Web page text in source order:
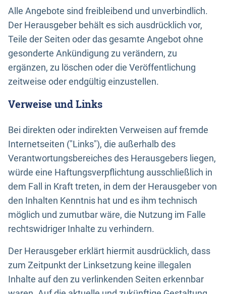
Alle Angebote sind freibleibend und unverbindlich.
Der Herausgeber behält es sich ausdrücklich vor,
Teile der Seiten oder das gesamte Angebot ohne
gesonderte Ankündigung zu verändern, zu
ergänzen, zu löschen oder die Veröffentlichung
zeitweise oder endgültig einzustellen.
Verweise und Links
Bei direkten oder indirekten Verweisen auf fremde
Internetseiten ("Links"), die außerhalb des
Verantwortungsbereiches des Herausgebers liegen,
würde eine Haftungsverpflichtung ausschließlich in
dem Fall in Kraft treten, in dem der Herausgeber von
den Inhalten Kenntnis hat und es ihm technisch
möglich und zumutbar wäre, die Nutzung im Falle
rechtswidriger Inhalte zu verhindern.
Der Herausgeber erklärt hiermit ausdrücklich, dass
zum Zeitpunkt der Linksetzung keine illegalen
Inhalte auf den zu verlinkenden Seiten erkennbar